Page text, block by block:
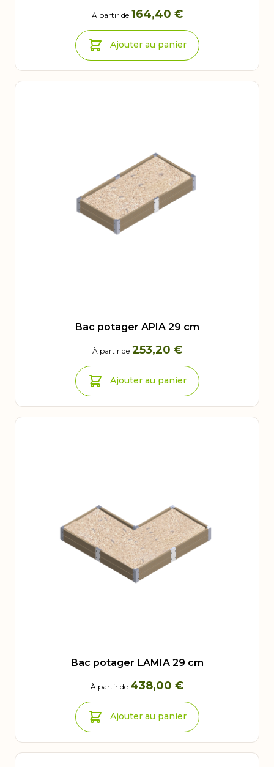
À partir de 164,40 €
Ajouter au panier
Bac potager APIA 29 cm
À partir de 253,20 €
Ajouter au panier
Bac potager LAMIA 29 cm
À partir de 438,00 €
Ajouter au panier